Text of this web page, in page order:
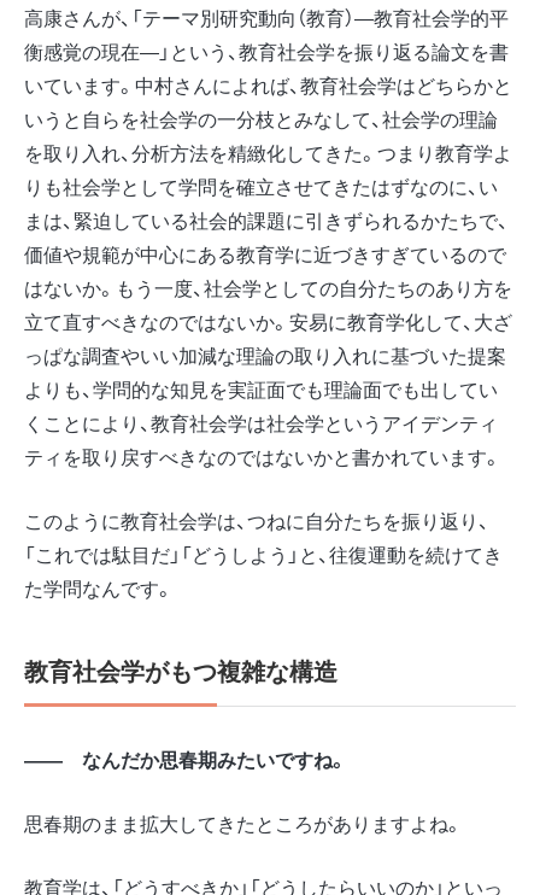
高康さんが、「テーマ別研究動向（教育）―教育社会学的平
衡感覚の現在―」という、教育社会学を振り返る論文を書
いています。中村さんによれば、教育社会学はどちらかと
いうと自らを社会学の一分枝とみなして、社会学の理論
を取り入れ、分析方法を精緻化してきた。つまり教育学よ
りも社会学として学問を確立させてきたはずなのに、い
まは、緊迫している社会的課題に引きずられるかたちで、
価値や規範が中心にある教育学に近づきすぎているので
はないか。もう一度、社会学としての自分たちのあり方を
立て直すべきなのではないか。安易に教育学化して、大ざ
っぱな調査やいい加減な理論の取り入れに基づいた提案
よりも、学問的な知見を実証面でも理論面でも出してい
くことにより、教育社会学は社会学というアイデンティ
ティを取り戻すべきなのではないかと書かれています。
このように教育社会学は、つねに自分たちを振り返り、
「これでは駄目だ」「どうしよう」と、往復運動を続けてき
た学問なんです。
教育社会学がもつ複雑な構造
―― なんだか思春期みたいですね。
思春期のまま拡大してきたところがありますよね。
教育学は、「どうすべきか」「どうしたらいいのか」といっ